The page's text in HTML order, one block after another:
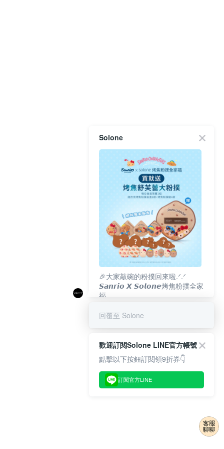
Solone
🎉大家敲碗的粉撲回來啦.ᐟ‪‪.ᐟ
𝙎𝙖𝙣𝙧𝙞𝙤 𝙓 𝙎𝙤𝙡𝙤𝙣𝙚烤焦粉撲全家
福
回覆至 Solone
歡迎訂閱Solone LINE官方帳號
點擊以下按鈕訂閱領9折券👇
訂閱官方LINE